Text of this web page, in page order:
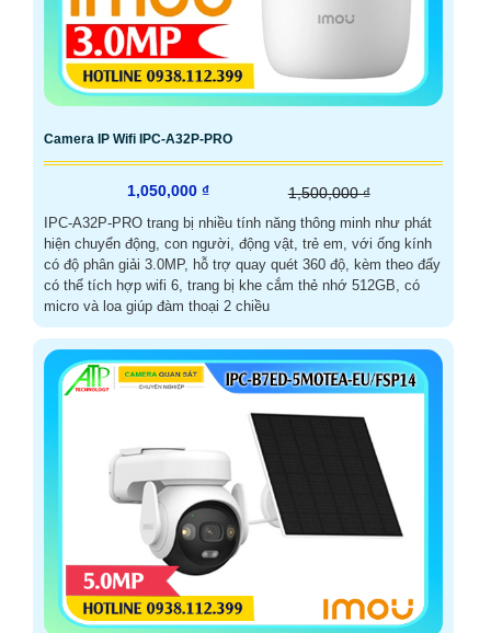
Camera IP Wifi IPC-A32P-PRO
1,050,000 ₫ 1,500,000 ₫
IPC-A32P-PRO trang bị nhiều tính năng thông minh như phát
hiện chuyển động, con người, động vật, trẻ em, với ống kính
có độ phân giải 3.0MP, hỗ trợ quay quét 360 độ, kèm theo đấy
có thể tích hợp wifi 6, trang bị khe cắm thẻ nhớ 512GB, có
micro và loa giúp đàm thoại 2 chiều